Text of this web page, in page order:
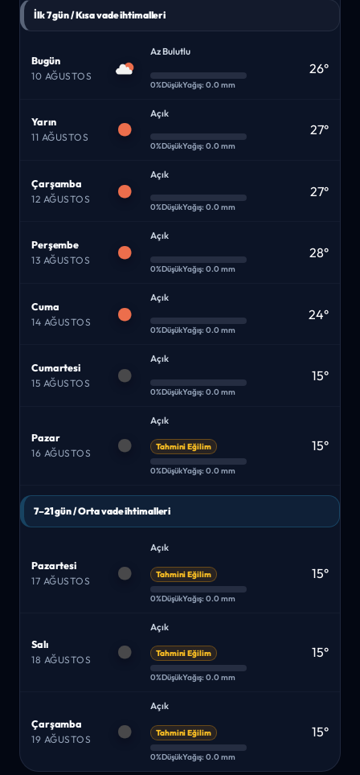
İlk 7 gün / Kısa vade ihtimalleri
Bugün
10 AĞUSTOS
Az Bulutlu
0%DüşükYağış: 0.0 mm
26°
Yarın
11 AĞUSTOS
Açık
0%DüşükYağış: 0.0 mm
27°
Çarşamba
12 AĞUSTOS
Açık
0%DüşükYağış: 0.0 mm
27°
Perşembe
13 AĞUSTOS
Açık
0%DüşükYağış: 0.0 mm
28°
Cuma
14 AĞUSTOS
Açık
0%DüşükYağış: 0.0 mm
24°
Cumartesi
15 AĞUSTOS
Açık
0%DüşükYağış: 0.0 mm
15°
Pazar
16 AĞUSTOS
Açık
Tahmini Eğilim
0%DüşükYağış: 0.0 mm
15°
7–21 gün / Orta vade ihtimalleri
Pazartesi
17 AĞUSTOS
Açık
Tahmini Eğilim
0%DüşükYağış: 0.0 mm
15°
Salı
18 AĞUSTOS
Açık
Tahmini Eğilim
0%DüşükYağış: 0.0 mm
15°
Çarşamba
19 AĞUSTOS
Açık
Tahmini Eğilim
0%DüşükYağış: 0.0 mm
15°